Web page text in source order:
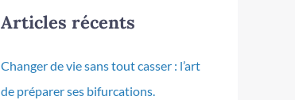
Articles récents
Changer de vie sans tout casser : l’art
de préparer ses bifurcations.